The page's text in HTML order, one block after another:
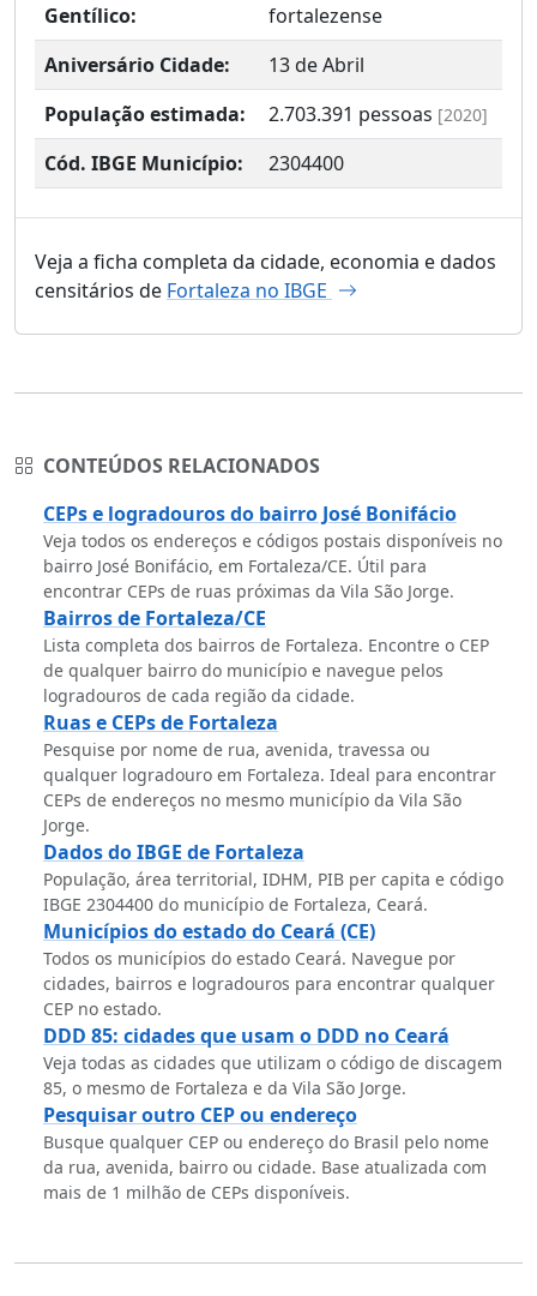
Gentílico:
fortalezense
Aniversário Cidade:
13 de Abril
População estimada:
2.703.391 pessoas [2020]
Cód. IBGE Município: 2304400
Veja a ficha completa da cidade, economia e dados
censitários de Fortaleza no IBGE
CONTEÚDOS RELACIONADOS
CEPs e logradouros do bairro José Bonifácio
Veja todos os endereços e códigos postais disponíveis no
bairro José Bonifácio, em Fortaleza/CE. Útil para
encontrar CEPs de ruas próximas da Vila São Jorge.
Bairros de Fortaleza/CE
Lista completa dos bairros de Fortaleza. Encontre o CEP
de qualquer bairro do município e navegue pelos
logradouros de cada região da cidade.
Ruas e CEPs de Fortaleza
Pesquise por nome de rua, avenida, travessa ou
qualquer logradouro em Fortaleza. Ideal para encontrar
CEPs de endereços no mesmo município da Vila São
Jorge.
Dados do IBGE de Fortaleza
População, área territorial, IDHM, PIB per capita e código
IBGE 2304400 do município de Fortaleza, Ceará.
Municípios do estado do Ceará (CE)
Todos os municípios do estado Ceará. Navegue por
cidades, bairros e logradouros para encontrar qualquer
CEP no estado.
DDD 85: cidades que usam o DDD no Ceará
Veja todas as cidades que utilizam o código de discagem
85, o mesmo de Fortaleza e da Vila São Jorge.
Pesquisar outro CEP ou endereço
Busque qualquer CEP ou endereço do Brasil pelo nome
da rua, avenida, bairro ou cidade. Base atualizada com
mais de 1 milhão de CEPs disponíveis.